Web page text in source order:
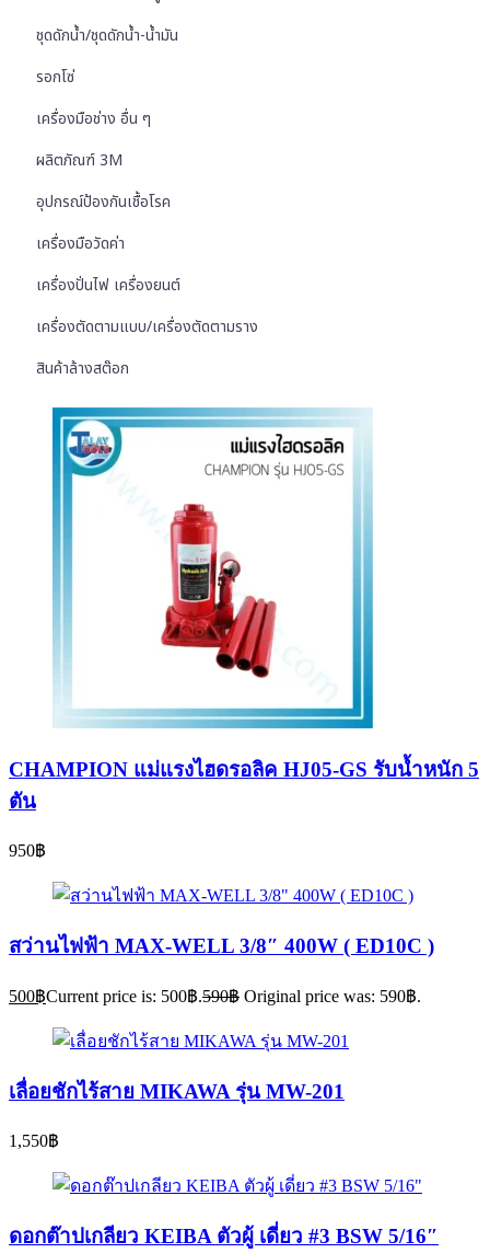
ชุดดักน้ำ/ชุดดักน้ำ-น้ำมัน
รอกโซ่
เครื่องมือช่าง อื่น ๆ
ผลิตภัณฑ์ 3M
อุปกรณ์ป้องกันเชื้อโรค
เครื่องมือวัดค่า
เครื่องปั่นไฟ เครื่องยนต์
เครื่องตัดตามแบบ/เครื่องตัดตามราง
สินค้าล้างสต๊อก
CHAMPION แม่แรงไฮดรอลิค HJ05-GS รับน้ำหนัก 5
ตัน
950฿
สว่านไฟฟ้า MAX-WELL 3/8″ 400W ( ED10C )
500฿Current price is: 500฿.590฿ Original price was: 590฿.
เลื่อยชักไร้สาย MIKAWA รุ่น MW-201
1,550฿
ดอกต๊าปเกลียว KEIBA ตัวผู้ เดี่ยว #3 BSW 5/16″